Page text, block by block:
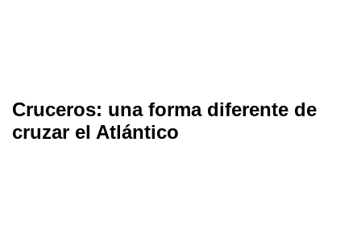
Cruceros: una forma diferente de
cruzar el Atlántico